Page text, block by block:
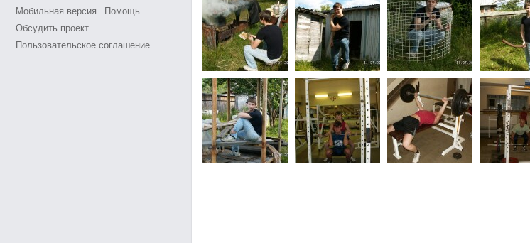
Мобильная версия
Помощь
Обсудить проект
Пользовательское соглашение